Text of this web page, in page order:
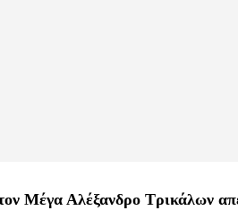
Μέγα Αλέξανδρο Τρικάλων